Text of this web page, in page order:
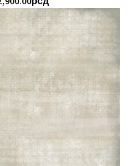
цена:
од
900.00рсд
до